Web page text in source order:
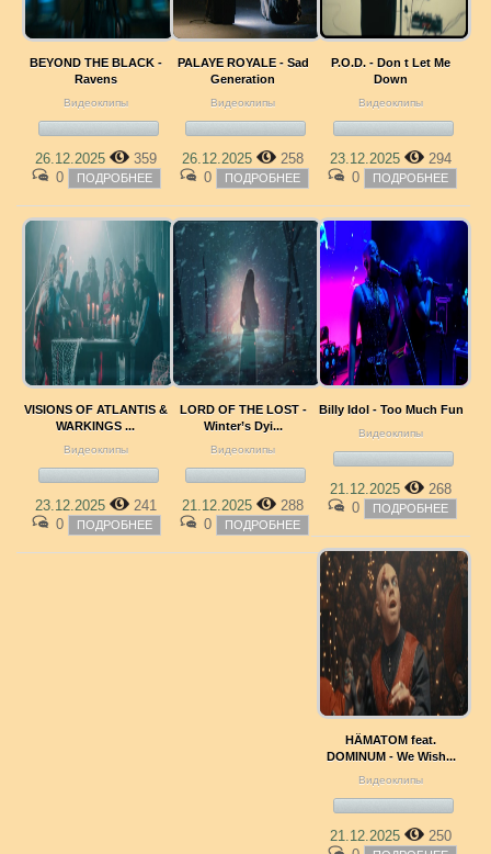
BEYOND THE BLACK -
Ravens
Видеоклипы
26.12.2025
359
0
ПОДРОБНЕЕ
PALAYE ROYALE - Sad
Generation
Видеоклипы
26.12.2025
258
0
ПОДРОБНЕЕ
P.O.D. - Don t Let Me
Down
Видеоклипы
23.12.2025
294
0
ПОДРОБНЕЕ
VISIONS OF ATLANTIS &
WARKINGS ...
Видеоклипы
23.12.2025
241
0
ПОДРОБНЕЕ
LORD OF THE LOST -
Winter’s Dyi...
Видеоклипы
21.12.2025
288
0
ПОДРОБНЕЕ
Billy Idol - Too Much Fun
Видеоклипы
21.12.2025
268
0
ПОДРОБНЕЕ
HÄMATOM feat.
DOMINUM - We Wish...
Видеоклипы
21.12.2025
250